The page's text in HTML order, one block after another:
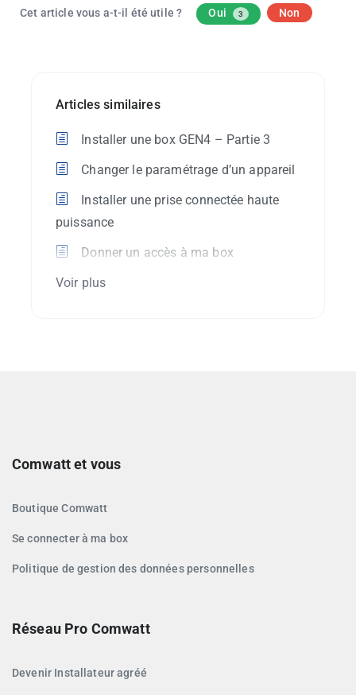
Cet article vous a-t-il été utile ?
Oui 3 Non
Articles similaires
Installer une box GEN4 – Partie 3
Changer le paramétrage d’un appareil
Installer une prise connectée haute
puissance
Donner un accès à ma box
Voir plus
Comwatt et vous
Boutique Comwatt
Se connecter à ma box
Politique de gestion des données personnelles
Réseau Pro Comwatt
Devenir Installateur agréé